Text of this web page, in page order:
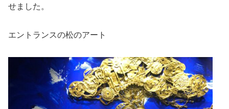
せました。
エントランスの松のアート